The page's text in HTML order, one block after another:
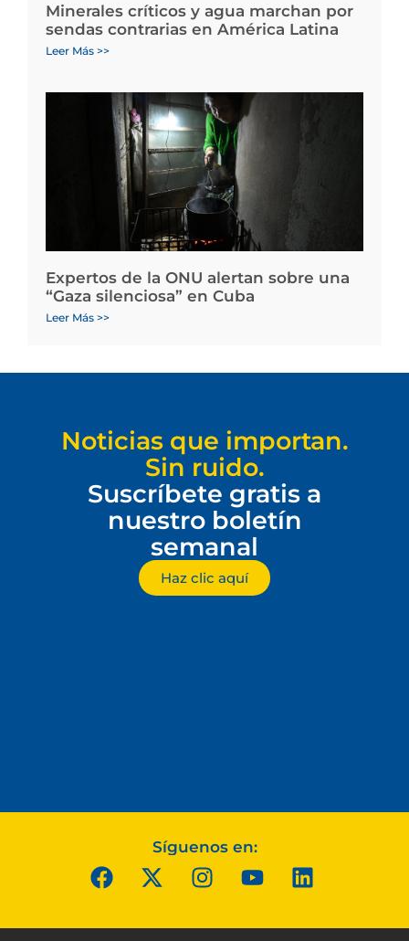
Minerales críticos y agua marchan por
sendas contrarias en América Latina
Leer Más >>
Expertos de la ONU alertan sobre una
“Gaza silenciosa” en Cuba
Leer Más >>
Noticias que importan.
Sin ruido.
Suscríbete gratis a
nuestro boletín
semanal
Haz clic aquí
Síguenos en: